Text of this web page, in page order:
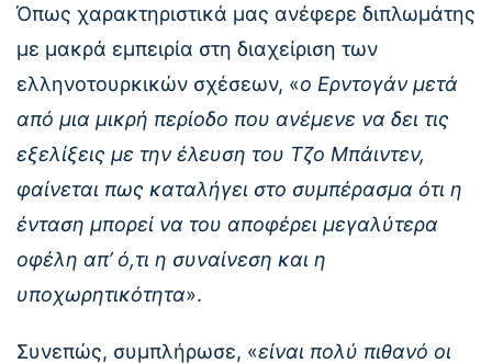
Όπως χαρακτηριστικά μας ανέφερε διπλωμάτης
με μακρά εμπειρία στη διαχείριση των
ελληνοτουρκικών σχέσεων, «ο Ερντογάν μετά
από μια μικρή περίοδο που ανέμενε να δει τις
εξελίξεις με την έλευση του Τζο Μπάιντεν,
φαίνεται πως καταλήγει στο συμπέρασμα ότι η
ένταση μπορεί να του αποφέρει μεγαλύτερα
οφέλη απ’ ό,τι η συναίνεση και η
υποχωρητικότητα».
Συνεπώς, συμπλήρωσε, «είναι πολύ πιθανό οι